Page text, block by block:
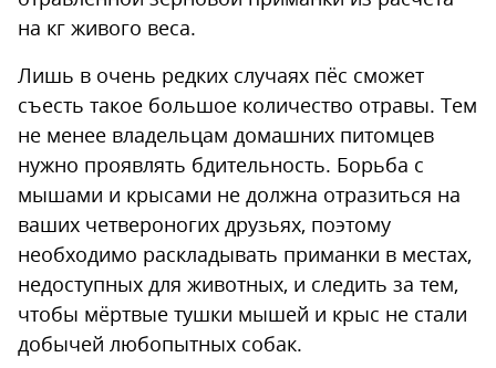
на кг живого веса.
Лишь в очень редких случаях пёс сможет
съесть такое большое количество отравы. Тем
не менее владельцам домашних питомцев
нужно проявлять бдительность. Борьба с
мышами и крысами не должна отразиться на
ваших четвероногих друзьях, поэтому
необходимо раскладывать приманки в местах,
недоступных для животных, и следить за тем,
чтобы мёртвые тушки мышей и крыс не стали
добычей любопытных собак.